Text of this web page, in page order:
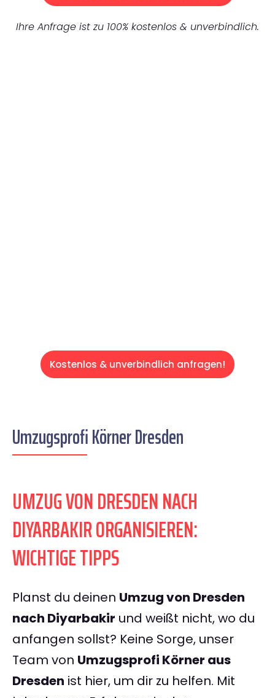
Ihre Anfrage ist zu 100% kostenlos & unverbindlich.
Kostenlos & unverbindlich anfragen!
Umzugsprofi Körner Dresden
UMZUG VON DRESDEN NACH
DIYARBAKIR ORGANISIEREN:
WICHTIGE TIPPS
Planst du deinen Umzug von Dresden
nach Diyarbakir und weißt nicht, wo du
anfangen sollst? Keine Sorge, unser
Team von Umzugsprofi Körner aus
Dresden ist hier, um dir zu helfen. Mit